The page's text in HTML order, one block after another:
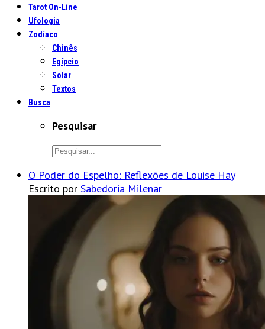
Tarot On-Line
Ufologia
Zodíaco
Chinês
Egípcio
Solar
Textos
Busca
Pesquisar
O Poder do Espelho: Reflexões de Louise Hay
Escrito por Sabedoria Milenar